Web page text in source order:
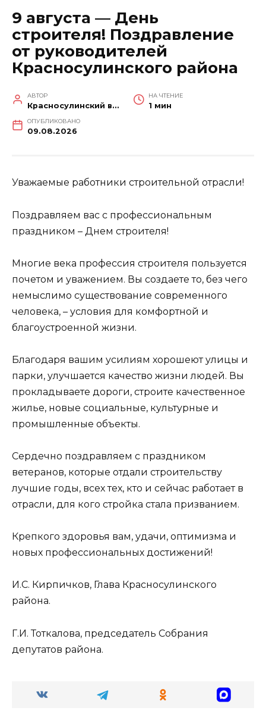
9 августа — День
строителя! Поздравление
от руководителей
Красносулинского района
АВТОР
Красносулинский вестник
НА ЧТЕНИЕ
1 мин
ОПУБЛИКОВАНО
09.08.2026
Уважаемые работники строительной отрасли!
Поздравляем вас с профессиональным
праздником – Днем строителя!
Многие века профессия строителя пользуется
почетом и уважением. Вы создаете то, без чего
немыслимо существование современного
человека, – условия для комфортной и
благоустроенной жизни.
Благодаря вашим усилиям хорошеют улицы и
парки, улучшается качество жизни людей. Вы
прокладываете дороги, строите качественное
жилье, новые социальные, культурные и
промышленные объекты.
Сердечно поздравляем с праздником
ветеранов, которые отдали строительству
лучшие годы, всех тех, кто и сейчас работает в
отрасли, для кого стройка стала призванием.
Крепкого здоровья вам, удачи, оптимизма и
новых профессиональных достижений!
И.С. Кирпичков, Глава Красносулинского
района.
Г.И. Тоткалова, председатель Собрания
депутатов района.